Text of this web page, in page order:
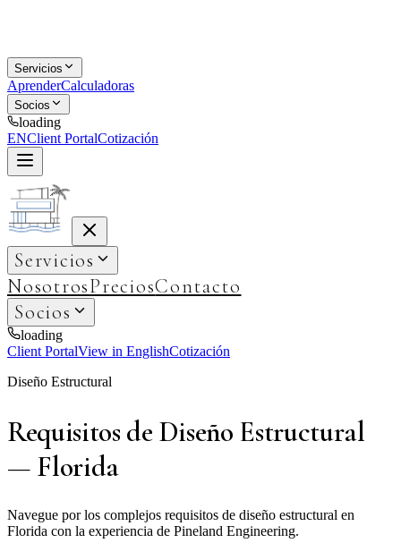
Servicios
AprenderCalculadoras
Socios
loading
ENClient PortalCotización
Servicios
NosotrosPreciosContacto
Socios
loading
Client PortalView in EnglishCotización
Diseño Estructural
Requisitos de Diseño Estructural
— Florida
Navegue por los complejos requisitos de diseño estructural en
Florida con la experiencia de Pineland Engineering.